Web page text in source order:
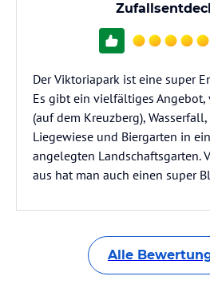
Der Viktoriapark ist eine super
Es gibt ein vielfältiges
(auf dem Kreuzberg),
Liegewiese und Biergarten in
angelegten Landschaftsgarten.
aus hat man auch einen super
Alle